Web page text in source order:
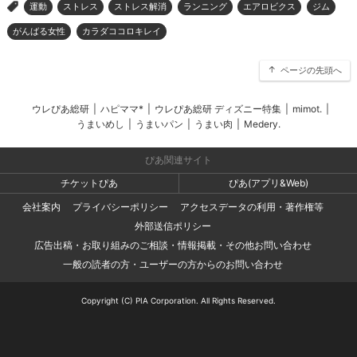
> 運動 ストレス ストレス解消 ランニング エアロビクス ジム
がんばる女性 カラダココロキレイ
ページの先頭へ
ウレぴあ総研 ハピママ* ウレぴあ総研 ディズニー特集 mimot.
うまいめし
うまいパン うまい肉 Medery.
ぴあ関連サイト
チケットぴあ
ぴあ(アプリ&Web)
会社案内
プライバシーポリシー
アクセスデータの利用・著作権等
外部送信ポリシー
広告出稿・お取り組みのご相談・情報掲載・その他お問い合わせ
一般の読者の方・ユーザーの方からのお問い合わせ
Copyright (C) PIA Corporation. All Rights Reserved.